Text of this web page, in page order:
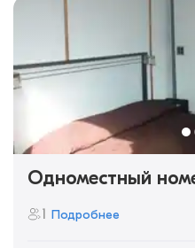
Одноместный
1 Подробнее